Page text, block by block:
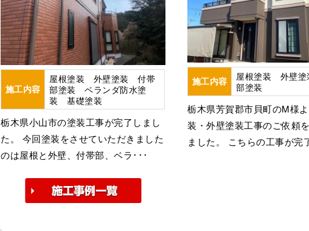
施工内容
屋根塗装 外壁塗装 付帯
部塗装 ベランダ防水塗
装 基礎塗装
栃木県小山市の塗装工事が完了しまし
た。 今回塗装をさせていただきました
のは屋根と外壁、付帯部、ベラ･･･
施工内容
屋根塗装 外壁
部塗装
栃木県芳賀郡市貝町のM様
装・外壁塗装工事のご依頼
ました。 こちらの工事が完